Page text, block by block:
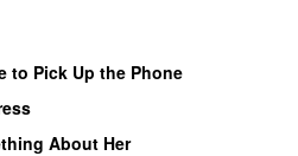
to Pick Up the Phone
About Her